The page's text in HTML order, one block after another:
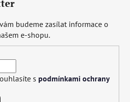
budeme zasílat informace o
e-shopu.
s podmínkami ochrany